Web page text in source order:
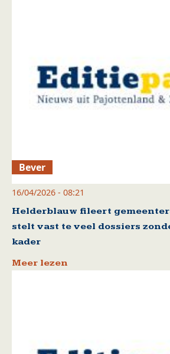
Bever
16/04/2026 - 08:21
Helderblauw fileert
stelt vast te veel dossiers
kader
Meer lezen